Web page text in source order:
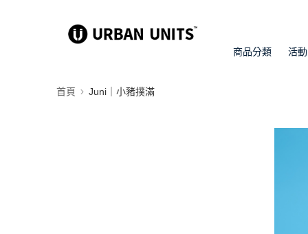
商品分類 活動
首頁 Juni｜小豬撲滿